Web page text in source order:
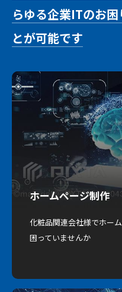
らゆる企業ITのお
とが可能です
ホームページ制作
化粧品関連会社様でホー
困っていませんか